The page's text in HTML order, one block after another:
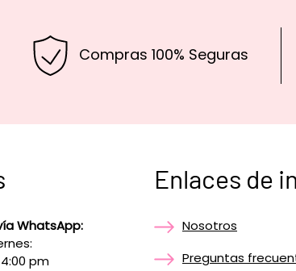
Compras 100% Seguras
WhatsApp:
pm
Enlaces de
Nosotros
Preguntas